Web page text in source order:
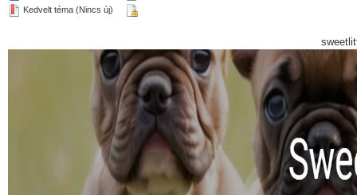
Kedvelt téma (Nincs új)